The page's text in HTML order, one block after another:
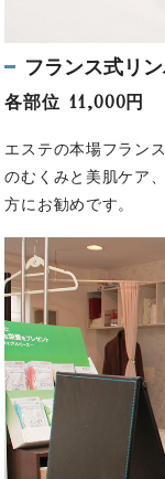
フランス式リ
各部位 11,000円
エステの本場フラン
のむくみと美肌ケア
方にお勧めです。